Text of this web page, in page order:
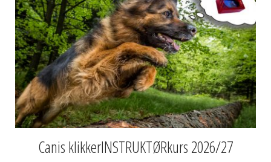
Canis klikkerINSTRUKTØRkurs 2026/27